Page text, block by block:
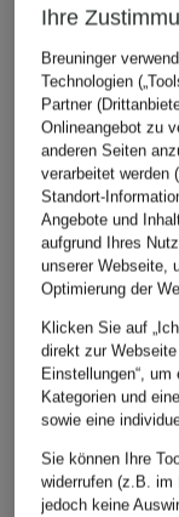
ÄHNLICHE
Ihre
Breuninger
Technologien
Partner
Onlineangebot zu
anderen Seiten
verarbeitet werden
Standort-
Angebote und
aufgrund Ihres
unserer Webseite,
Optimierung der
Klicken Sie auf
direkt zur
Einstellungen“,
Kategorien und
sowie eine
Sie können Ihre
widerrufen (z.B. im
jedoch keine